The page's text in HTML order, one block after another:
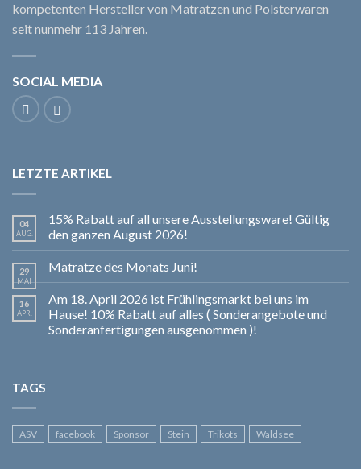
kompetenten Hersteller von Matratzen und Polsterwaren
seit nunmehr 113 Jahren.
SOCIAL MEDIA
LETZTE ARTIKEL
04
AUG.
15% Rabatt auf all unsere Ausstellungsware! Gültig
den ganzen August 2026!
29
MAI
Matratze des Monats Juni!
16
APR.
Am 18. April 2026 ist Frühlingsmarkt bei uns im
Hause! 10% Rabatt auf alles ( Sonderangebote und
Sonderanfertigungen ausgenommen )!
TAGS
ASV facebook Sponsor Stein Trikots Waldsee